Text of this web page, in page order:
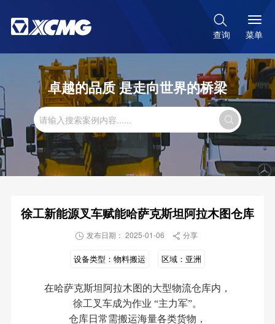

查询 菜单
卓越的品质 是走向世界的桥梁

徐工新能源叉车赋能哈萨克斯坦阿拉木图仓库
 发布日期： 2025-01-06  分享
设备类型： 物料搬运 区域： 亚洲
在哈萨克斯坦阿拉木图的大型物流仓库内，
徐工叉车成为作业 “主力军”。
仓库日常需搬运海量各类货物，